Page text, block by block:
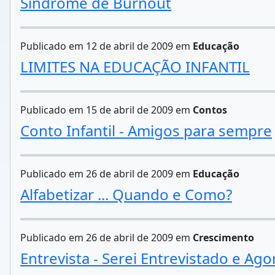
Publicado em 12 de abril de 2009 em Educação
LIMITES NA EDUCAÇÃO INFANTIL
Publicado em 15 de abril de 2009 em Contos
Conto Infantil - Amigos para sempre
Publicado em 26 de abril de 2009 em Educação
Alfabetizar ... Quando e Como?
Publicado em 26 de abril de 2009 em Crescimento
Entrevista - Serei Entrevistado e